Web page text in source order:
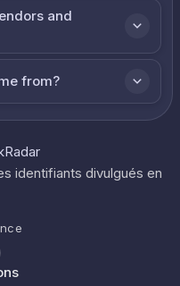
and
from?
identifiants divulgués en